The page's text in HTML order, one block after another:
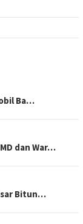
Ba…
dan War…
Bitun…